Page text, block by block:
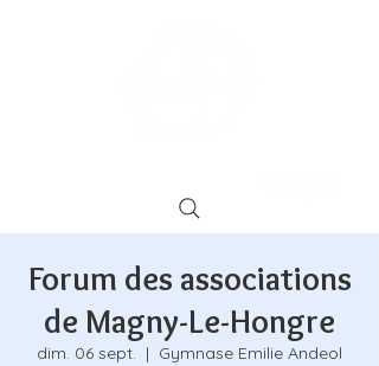
Forum des associations
de Magny-Le-Hongre
dim. 06 sept.
  |
Gymnase Emilie Andeol